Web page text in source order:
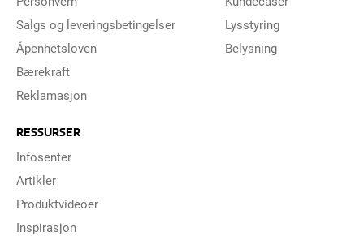
Salgs og leveringsbetingelser
Åpenhetsloven
Bærekraft
Reklamasjon
Lysstyring
Belysning
RESSURSER
Infosenter
Artikler
Produktvideoer
Inspirasjon